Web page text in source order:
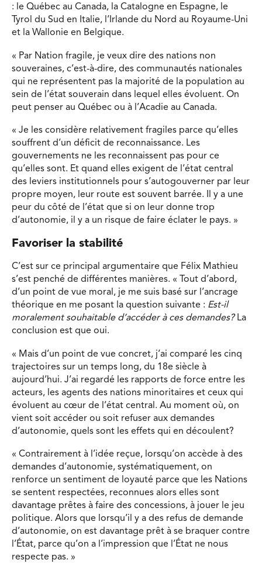
: le Québec au Canada, la Catalogne en Espagne, le
Tyrol du Sud en Italie, l’Irlande du Nord au Royaume-Uni
et la Wallonie en Belgique.
« Par Nation fragile, je veux dire des nations non
souveraines, c’est-à-dire, des communautés nationales
qui ne représentent pas la majorité de la population au
sein de l’état souverain dans lequel elles évoluent. On
peut penser au Québec ou à l’Acadie au Canada.
« Je les considère relativement fragiles parce qu’elles
souffrent d’un déficit de reconnaissance. Les
gouvernements ne les reconnaissent pas pour ce
qu’elles sont. Et quand elles exigent de l’état central
des leviers institutionnels pour s’autogouverner par leur
propre moyen, leur route est souvent barrée. Il y a une
peur du côté de l’état que si on leur donne trop
d’autonomie, il y a un risque de faire éclater le pays. »
Favoriser la stabilité
C’est sur ce principal argumentaire que Félix Mathieu
s’est penché de différentes manières. « Tout d’abord,
d’un point de vue moral, je me suis basé sur l’ancrage
théorique en me posant la question suivante : Est-il
moralement souhaitable d’accéder à ces demandes? La
conclusion est que oui.
« Mais d’un point de vue concret, j’ai comparé les cinq
trajectoires sur un temps long, du 18e siècle à
aujourd’hui. J’ai regardé les rapports de force entre les
acteurs, les agents des nations minoritaires et ceux qui
évoluent au cœur de l’état central. Au moment où, on
vient soit accéder ou soit refuser aux demandes
d’autonomie, quels sont les effets qui en découlent?
« Contrairement à l’idée reçue, lorsqu’on accède à des
demandes d’autonomie, systématiquement, on
renforce un sentiment de loyauté parce que les Nations
se sentent respectées, reconnues alors elles sont
davantage prêtes à faire des concessions, à jouer le jeu
politique. Alors que lorsqu’il y a des refus de demande
d’autonomie, on est davantage prêt à se braquer contre
l’État, parce qu’on a l’impression que l’État ne nous
respecte pas. »